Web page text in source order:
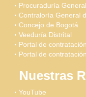
Procuraduría
Contraloría General
Concejo de Bogotá
Veeduría Distrital
Portal de
Portal de
Nuestras
YouTube